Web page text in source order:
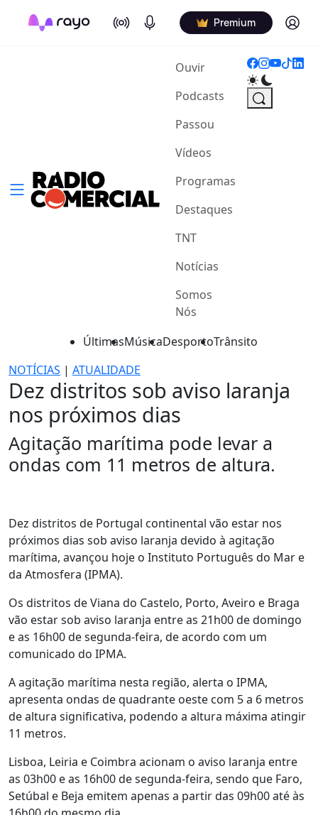
On Air Podcasts Premium Log in
Ouvir(current)
Podcasts
Passou
Vídeos
Programas
Destaques
TNT
Notícias
Somos
Nós
ÚltimasMúsicaDesportoTrânsito
NOTÍCIAS | ATUALIDADE
Dez distritos sob aviso laranja
nos próximos dias
Agitação marítima pode levar a
ondas com 11 metros de altura.
Dez distritos de Portugal continental vão estar nos
próximos dias sob aviso laranja devido à agitação
marítima, avançou hoje o Instituto Português do Mar e
da Atmosfera (IPMA).
Os distritos de Viana do Castelo, Porto, Aveiro e Braga
vão estar sob aviso laranja entre as 21h00 de domingo
e as 16h00 de segunda-feira, de acordo com um
comunicado do IPMA.
A agitação marítima nesta região, alerta o IPMA,
apresenta ondas de quadrante oeste com 5 a 6 metros
de altura significativa, podendo a altura máxima atingir
11 metros.
Lisboa, Leiria e Coimbra acionam o aviso laranja entre
as 03h00 e as 16h00 de segunda-feira, sendo que Faro,
Setúbal e Beja emitem apenas a partir das 09h00 até às